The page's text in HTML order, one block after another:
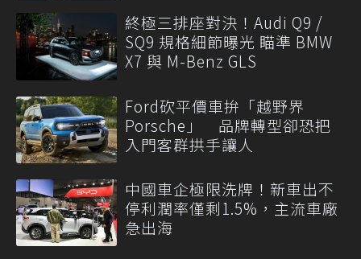
終極三排座對決！Audi Q9 /
SQ9 規格細節曝光 瞄準 BMW
X7 與 M-Benz GLS
Ford砍平價車拚「越野界
Porsche」 品牌轉型卻恐把
入門客群拱手讓人
中國車企極限洗牌！新車出不
停利潤率僅剩1.5%，主流車廠
急出海